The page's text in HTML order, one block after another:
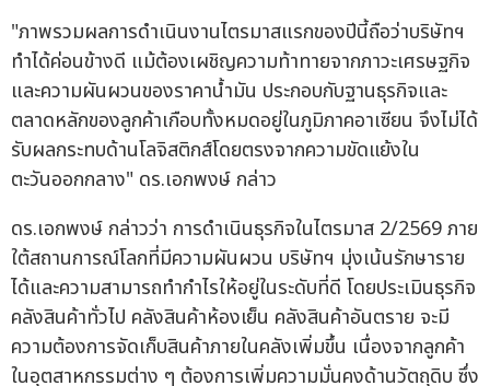
"ภาพรวมผลการดำเนินงานไตรมาสแรกของปีนี้ถือว่าบริษัทฯ
ทำได้ค่อนข้างดี แม้ต้องเผชิญความท้าทายจากภาวะเศรษฐกิจ
และความผันผวนของราคาน้ำมัน ประกอบกับฐานธุรกิจและ
ตลาดหลักของลูกค้าเกือบทั้งหมดอยู่ในภูมิภาคอาเซียน จึงไม่ได้
รับผลกระทบด้านโลจิสติกส์โดยตรงจากความขัดแย้งใน
ตะวันออกกลาง" ดร.เอกพงษ์ กล่าว
ดร.เอกพงษ์ กล่าวว่า การดำเนินธุรกิจในไตรมาส 2/2569 ภาย
ใต้สถานการณ์โลกที่มีความผันผวน บริษัทฯ มุ่งเน้นรักษาราย
ได้และความสามารถทำกำไรให้อยู่ในระดับที่ดี โดยประเมินธุรกิจ
คลังสินค้าทั่วไป คลังสินค้าห้องเย็น คลังสินค้าอันตราย จะมี
ความต้องการจัดเก็บสินค้าภายในคลังเพิ่มขึ้น เนื่องจากลูกค้า
ในอุตสาหกรรมต่าง ๆ ต้องการเพิ่มความมั่นคงด้านวัตถุดิบ ซึ่ง